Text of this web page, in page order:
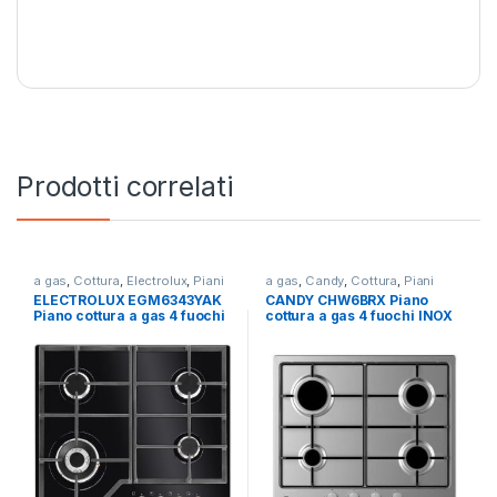
Prodotti correlati
a gas Cottura Electrolux, Piani
Cottura
ELECTROLUX EGM6343YAK
Piano cottura a gas 4 fuochi
a gas Candy Cottura Piani
Cottura
CANDY CHW6BRX Piano
cottura a gas 4 fuochi INOX